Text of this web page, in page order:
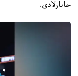
حابارلادى.